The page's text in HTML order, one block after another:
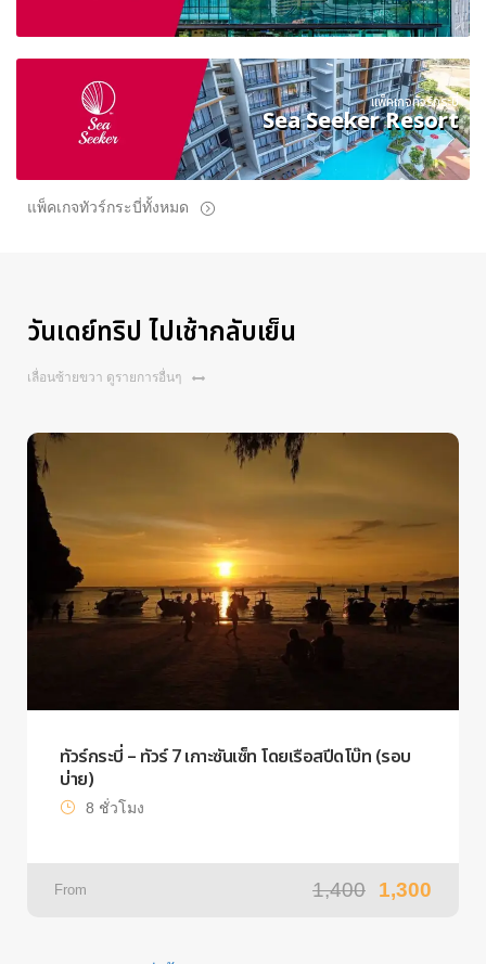
แพ็คเกจทัวร์กระบี่
Sea Seeker Resort
แพ็คเกจทัวร์กระบี่ทั้งหมด
วันเดย์ทริป ไปเช้ากลับเย็น
เลื่อนซ้ายขวา ดูรายการอื่นๆ
ทัวร์กระบี่ – ทัวร์ 7 เกาะซันเซ็ท โดยเรือสปีดโบ๊ท (รอบ
บ่าย)
8 ชั่วโมง
From 1,400 1,300